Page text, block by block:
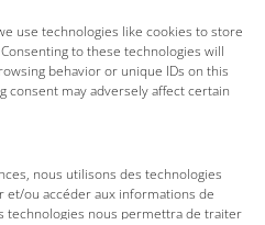
use technologies like cookies to store
to these technologies will
behavior or unique IDs on this
consent may adversely affect certain
nous utilisons des technologies
ou accéder aux informations de
technologies nous permettra de traiter